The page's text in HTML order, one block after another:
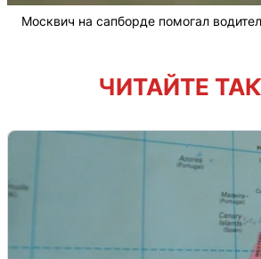
Москвич на сапборде помогал
ЧИТАЙТЕ